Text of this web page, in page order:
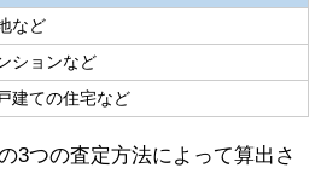
など
ションなど
建ての住宅など
3つの査定方法によって算出さ